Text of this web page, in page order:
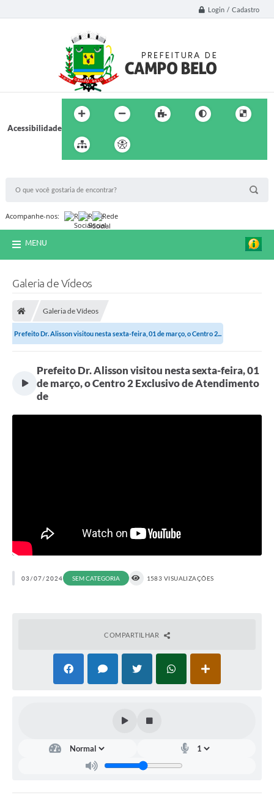
Login / Cadastro
Acessibilidade
Acompanhe-nos:
MENU
Galeria de Vídeos
Galeria de Vídeos
Prefeito Dr. Alisson visitou nesta sexta-feira, 01 de março, o Centro 2...
Prefeito Dr. Alisson visitou nesta sexta-feira, 01
de março, o Centro 2 Exclusivo de Atendimento
de
03/07/2024 SEM CATEGORIA 1583 VISUALIZAÇÕES
COMPARTILHAR